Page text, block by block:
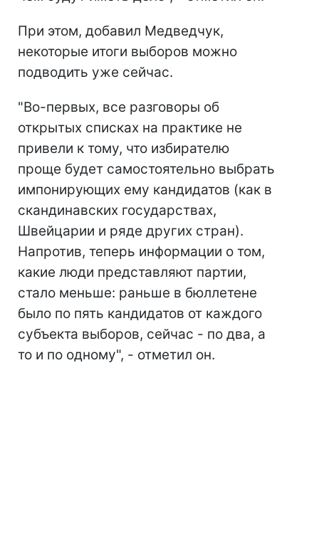
При этом, добавил Медведчук,
некоторые итоги выборов можно
подводить уже сейчас.
"Во-первых, все разговоры об
открытых списках на практике не
привели к тому, что избирателю
проще будет самостоятельно выбрать
импонирующих ему кандидатов (как в
скандинавских государствах,
Швейцарии и ряде других стран).
Напротив, теперь информации о том,
какие люди представляют партии,
стало меньше: раньше в бюллетене
было по пять кандидатов от каждого
субъекта выборов, сейчас - по два, а
то и по одному", - отметил он.